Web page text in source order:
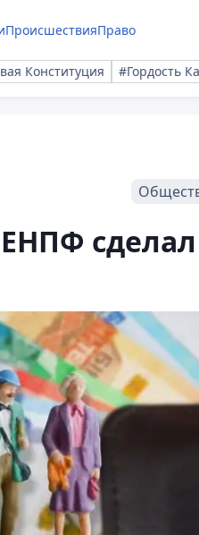
ПроисшествияПраво
Конституция #Гордость
сделал